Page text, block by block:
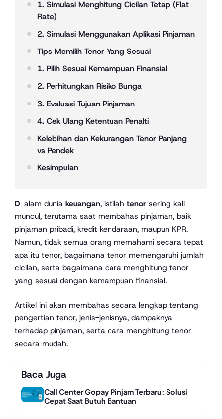
1. Simulasi Menghitung Cicilan Tetap (Flat
Rate)
2. Simulasi Menggunakan Aplikasi Pinjaman
Tips Memilih Tenor Yang Sesuai
1. Pilih Sesuai Kemampuan Finansial
2. Perhitungkan Risiko Bunga
3. Evaluasi Tujuan Pinjaman
4. Cek Ulang Ketentuan Penalti
Kelebihan dan Kekurangan Tenor Panjang
vs Pendek
Kesimpulan
Dalam dunia keuangan, istilah tenorsering kali
muncul, terutama saat membahas pinjaman, baik
pinjaman pribadi, kredit kendaraan, maupun KPR.
Namun, tidak semua orang memahami secara tepat
apa itu tenor, bagaimana tenor memengaruhi jumlah
cicilan, serta bagaimana cara menghitung tenor
yang sesuai dengan kemampuan finansial.
Artikel ini akan membahas secara lengkap tentang
pengertian tenor, jenis-jenisnya, dampaknya
terhadap pinjaman, serta cara menghitung tenor
secara mudah.
Baca Juga
Call Center Gopay Pinjam Terbaru: Solusi
Cepat Saat Butuh Bantuan